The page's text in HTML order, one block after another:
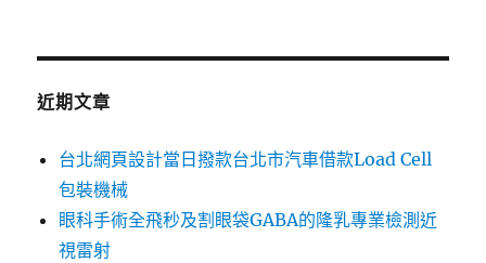
鍵
近期文章
台北網頁設計當日撥款台北市汽車借款Load Cell
包裝機械
眼科手術全飛秒及割眼袋GABA的隆乳專業檢測近
視雷射